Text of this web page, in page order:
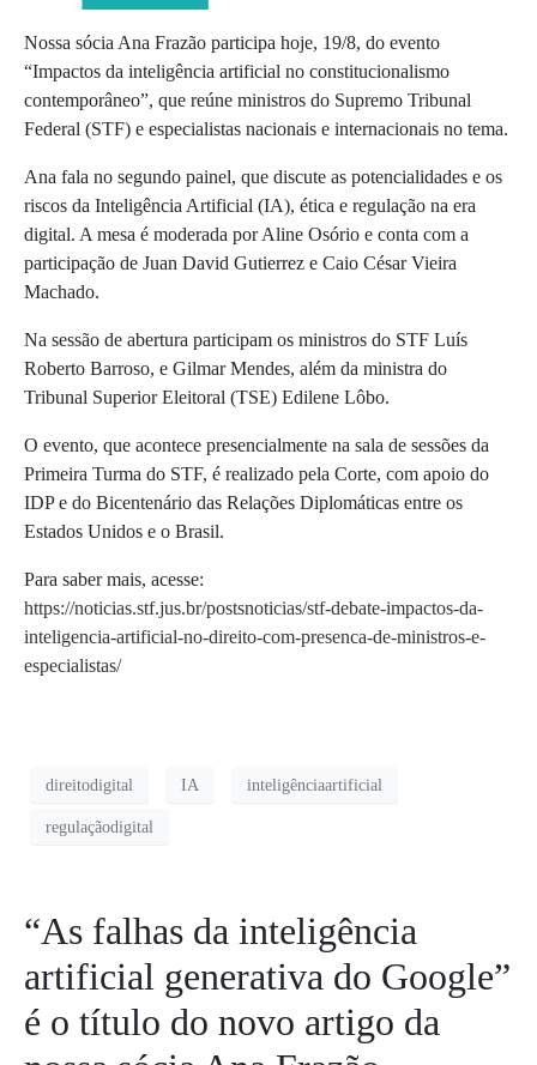
Nossa sócia Ana Frazão participa hoje, 19/8, do evento
“Impactos da inteligência artificial no constitucionalismo
contemporâneo”, que reúne ministros do Supremo Tribunal
Federal (STF) e especialistas nacionais e internacionais no tema.
Ana fala no segundo painel, que discute as potencialidades e os
riscos da Inteligência Artificial (IA), ética e regulação na era
digital. A mesa é moderada por Aline Osório e conta com a
participação de Juan David Gutierrez e Caio César Vieira
Machado.
Na sessão de abertura participam os ministros do STF Luís
Roberto Barroso, e Gilmar Mendes, além da ministra do
Tribunal Superior Eleitoral (TSE) Edilene Lôbo.
O evento, que acontece presencialmente na sala de sessões da
Primeira Turma do STF, é realizado pela Corte, com apoio do
IDP e do Bicentenário das Relações Diplomáticas entre os
Estados Unidos e o Brasil.
Para saber mais, acesse:
https://noticias.stf.jus.br/postsnoticias/stf-debate-impactos-da-
inteligencia-artificial-no-direito-com-presenca-de-ministros-e-
especialistas/
direitodigital IA inteligênciaartificial
regulaçãodigital
“As falhas da inteligência
artificial generativa do Google”
é o título do novo artigo da